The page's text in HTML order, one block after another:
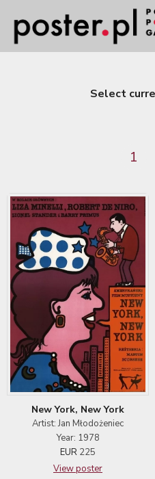
Select
1
New York, New York
Artist: Jan Młodożeniec
Year: 1978
EUR 225
View poster